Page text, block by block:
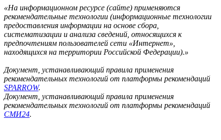
«На информационном ресурсе (сайте) применяются
рекомендательные технологии (информационные технологии
предоставления информации на основе сбора,
систематизации и анализа сведений, относящихся к
предпочтениям пользователей сети «Интернет»,
находящихся на территории Российской Федерации).»
Документ, устанавливающий правила применения
рекомендательных технологий от платформы рекомендаций
SPARROW.
Документ, устанавливающий правила применения
рекомендательных технологий от платформы рекомендаций
СМИ24.